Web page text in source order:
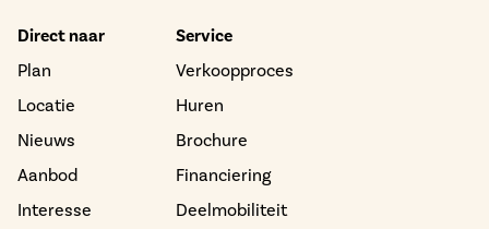
Direct naar
Plan
Locatie
Nieuws
Aanbod
Interesse
Service
Verkoopproces
Huren
Brochure
Financiering
Deelmobiliteit